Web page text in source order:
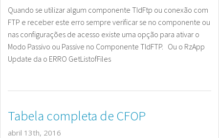
Quando se utilizar algum componente TIdFtp ou conexão com
FTP e receber este erro sempre verificar se no componente ou
nas configurações de acesso existe uma opção para ativar o
Modo Passivo ou Passive no Componente TIdFTP. Ou o RzApp
Update da o ERRO GetListofFiles
Tabela completa de CFOP
abril 13th, 2016